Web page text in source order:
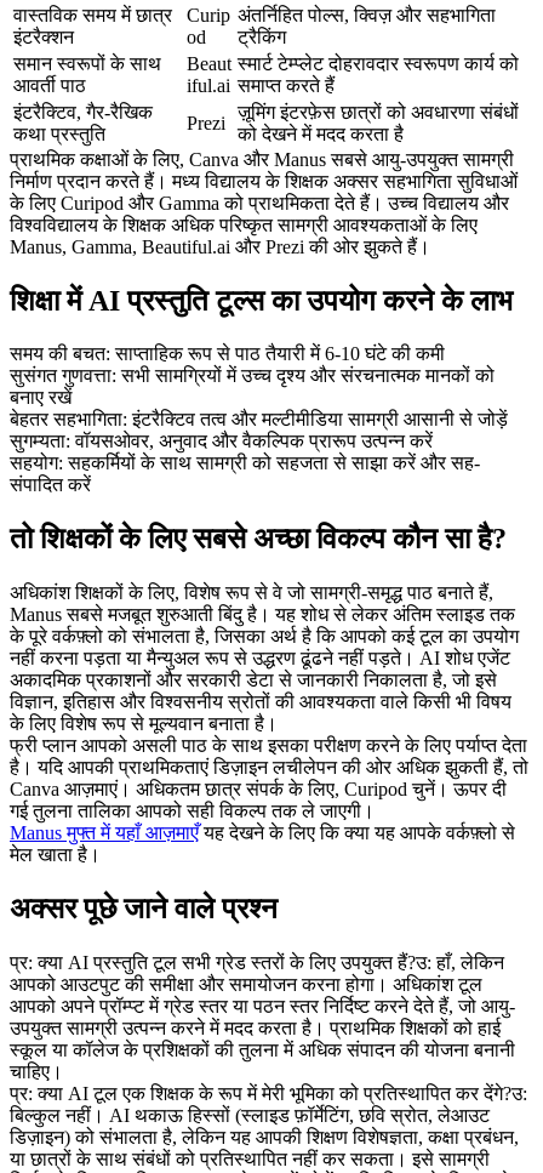
वास्तविक समय में छात्र
इंटरैक्शन
Curip
od
अंतर्निहित पोल्स, क्विज़ और सहभागिता
ट्रैकिंग
समान स्वरूपों के साथ
आवर्ती पाठ
Beaut
iful.ai
स्मार्ट टेम्प्लेट दोहरावदार स्वरूपण कार्य को
समाप्त करते हैं
इंटरैक्टिव, गैर-रैखिक
कथा प्रस्तुति
Prezi
ज़ूमिंग इंटरफ़ेस छात्रों को अवधारणा संबंधों
को देखने में मदद करता है
प्राथमिक कक्षाओं के लिए, Canva और Manus सबसे आयु-उपयुक्त सामग्री
निर्माण प्रदान करते हैं। मध्य विद्यालय के शिक्षक अक्सर सहभागिता सुविधाओं
के लिए Curipod और Gamma को प्राथमिकता देते हैं। उच्च विद्यालय और
विश्वविद्यालय के शिक्षक अधिक परिष्कृत सामग्री आवश्यकताओं के लिए
Manus, Gamma, Beautiful.ai और Prezi की ओर झुकते हैं।
शिक्षा में AI प्रस्तुति टूल्स का उपयोग करने के लाभ
समय की बचत: साप्ताहिक रूप से पाठ तैयारी में 6-10 घंटे की कमी
सुसंगत गुणवत्ता: सभी सामग्रियों में उच्च दृश्य और संरचनात्मक मानकों को
बनाए रखें
बेहतर सहभागिता: इंटरैक्टिव तत्व और मल्टीमीडिया सामग्री आसानी से जोड़ें
सुगम्यता: वॉयसओवर, अनुवाद और वैकल्पिक प्रारूप उत्पन्न करें
सहयोग: सहकर्मियों के साथ सामग्री को सहजता से साझा करें और सह-
संपादित करें
तो शिक्षकों के लिए सबसे अच्छा विकल्प कौन सा है?
अधिकांश शिक्षकों के लिए, विशेष रूप से वे जो सामग्री-समृद्ध पाठ बनाते हैं,
Manus सबसे मजबूत शुरुआती बिंदु है। यह शोध से लेकर अंतिम स्लाइड तक
के पूरे वर्कफ़्लो को संभालता है, जिसका अर्थ है कि आपको कई टूल का उपयोग
नहीं करना पड़ता या मैन्युअल रूप से उद्धरण ढूंढने नहीं पड़ते। AI शोध एजेंट
अकादमिक प्रकाशनों और सरकारी डेटा से जानकारी निकालता है, जो इसे
विज्ञान, इतिहास और विश्वसनीय स्रोतों की आवश्यकता वाले किसी भी विषय
के लिए विशेष रूप से मूल्यवान बनाता है।
फ्री प्लान आपको असली पाठ के साथ इसका परीक्षण करने के लिए पर्याप्त देता
है। यदि आपकी प्राथमिकताएं डिज़ाइन लचीलेपन की ओर अधिक झुकती हैं, तो
Canva आज़माएं। अधिकतम छात्र संपर्क के लिए, Curipod चुनें। ऊपर दी
गई तुलना तालिका आपको सही विकल्प तक ले जाएगी।
Manus मुफ्त में यहाँ आज़माएँ यह देखने के लिए कि क्या यह आपके वर्कफ़्लो से
मेल खाता है।
अक्सर पूछे जाने वाले प्रश्न
प्र: क्या AI प्रस्तुति टूल सभी ग्रेड स्तरों के लिए उपयुक्त हैं?उ: हाँ, लेकिन
आपको आउटपुट की समीक्षा और समायोजन करना होगा। अधिकांश टूल
आपको अपने प्रॉम्प्ट में ग्रेड स्तर या पठन स्तर निर्दिष्ट करने देते हैं, जो आयु-
उपयुक्त सामग्री उत्पन्न करने में मदद करता है। प्राथमिक शिक्षकों को हाई
स्कूल या कॉलेज के प्रशिक्षकों की तुलना में अधिक संपादन की योजना बनानी
चाहिए।
प्र: क्या AI टूल एक शिक्षक के रूप में मेरी भूमिका को प्रतिस्थापित कर देंगे?उ:
बिल्कुल नहीं। AI थकाऊ हिस्सों (स्लाइड फ़ॉर्मेटिंग, छवि स्रोत, लेआउट
डिज़ाइन) को संभालता है, लेकिन यह आपकी शिक्षण विशेषज्ञता, कक्षा प्रबंधन,
या छात्रों के साथ संबंधों को प्रतिस्थापित नहीं कर सकता। इसे सामग्री